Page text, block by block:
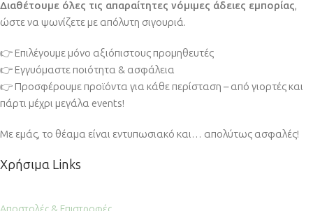
Διαθέτουμε όλες τις απαραίτητες νόμιμες άδειες εμπορίας,
ώστε να ψωνίζετε με απόλυτη σιγουριά.
👉 Επιλέγουμε μόνο αξιόπιστους προμηθευτές
👉 Εγγυόμαστε ποιότητα & ασφάλεια
👉 Προσφέρουμε προϊόντα για κάθε περίσταση – από γιορτές και
πάρτι μέχρι μεγάλα events!
Με εμάς, το θέαμα είναι εντυπωσιακό και… απολύτως ασφαλές!
Χρήσιμα Links